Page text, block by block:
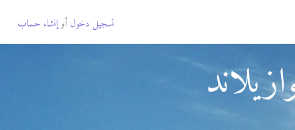
تسجيل دخول أوإنشاء حساب